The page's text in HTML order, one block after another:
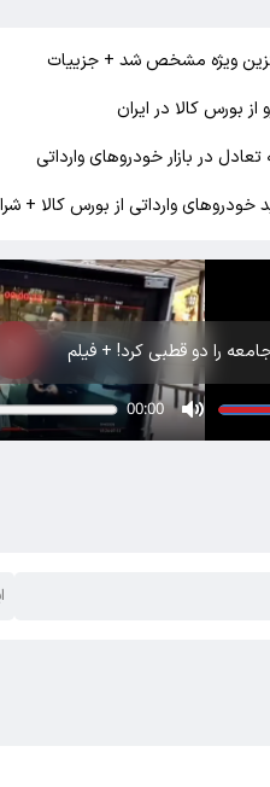
ویژه مشخص شد + جزییات
بورس کالا در ایران
در بازار خودروهای وارداتی
خودروهای وارداتی از بورس کالا +
را دو قطبی کرد! + فیلم